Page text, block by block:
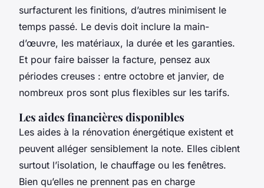
surfacturent les finitions, d’autres minimisent le
temps passé. Le devis doit inclure la main-
d’œuvre, les matériaux, la durée et les garanties.
Et pour faire baisser la facture, pensez aux
périodes creuses : entre octobre et janvier, de
nombreux pros sont plus flexibles sur les tarifs.
Les aides financières disponibles
Les aides à la rénovation énergétique existent et
peuvent alléger sensiblement la note. Elles ciblent
surtout l’isolation, le chauffage ou les fenêtres.
Bien qu’elles ne prennent pas en charge